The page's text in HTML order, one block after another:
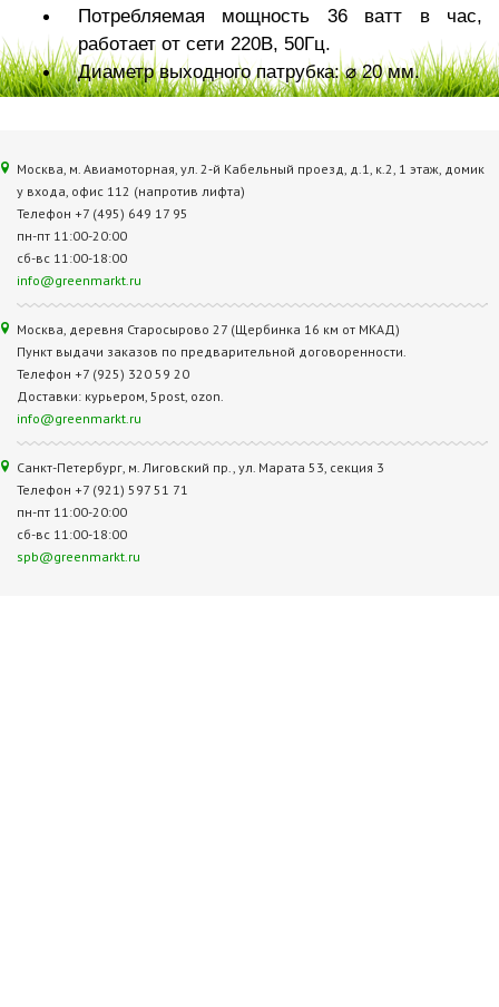
Потребляемая мощность 36 ватт в час,
работает от сети 220В, 50Гц.
Диаметр выходного патрубка: ⌀ 20 мм.
Москва, м. Авиамоторная, ул. 2‑й Кабельный проезд, д.1, к.2, 1 этаж, домик
у входа, офис 112 (напротив лифта)
Телефон +7 (495) 649 17 95
пн-пт 11:00-20:00
сб-вс 11:00-18:00
info@greenmarkt.ru
Москва, деревня Старосырово 27 (Щербинка 16 км от МКАД)
Пункт выдачи заказов по предварительной договоренности.
Телефон +7 (925) 320 59 20
Доставки: курьером, 5post, ozon.
info@greenmarkt.ru
Санкт-Петербург, м. Лиговский пр., ул. Марата 53, секция 3
Телефон +7 (921) 597 51 71
пн-пт 11:00-20:00
сб-вс 11:00-18:00
spb@greenmarkt.ru